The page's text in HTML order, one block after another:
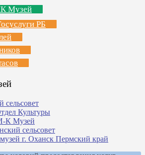
Музей
РБ
сельсовет
Культуры
К Музей
сельсовет
г. Оханск Пермский край